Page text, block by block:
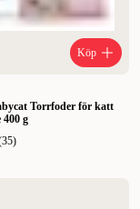
Köp
Torrfoder för katt
g
35)